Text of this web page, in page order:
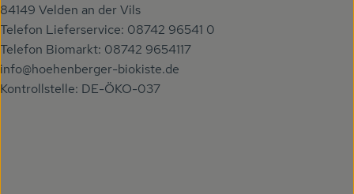
84149 Velden an der Vils
Telefon Lieferservice: 08742 96541 0
Telefon Biomarkt: 08742 9654117
info@hoehenberger-biokiste.de
Kontrollstelle: DE-ÖKO-037